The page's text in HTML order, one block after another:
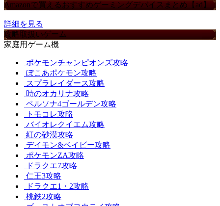
Amazonで買えるおすすめゲーミングデバイスまとめ【ad】
詳細を見る
攻略取扱いゲーム
家庭用ゲーム機
ポケモンチャンピオンズ攻略
ぽこあポケモン攻略
スプラレイダース攻略
時のオカリナ攻略
ペルソナ4ゴールデン攻略
トモコレ攻略
バイオレクイエム攻略
紅の砂漠攻略
デイモン&ベイビー攻略
ポケモンZA攻略
ドラクエ7攻略
仁王3攻略
ドラクエ1・2攻略
桃鉄2攻略